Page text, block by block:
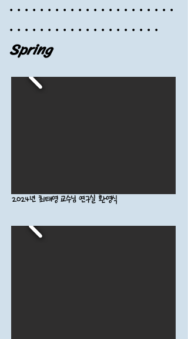
·​ · ​· ​· ​· · ​ · ​· ​· ​· · ​ · ​· ​· ​· · ​ · ​· ​· ​· · ​ ·
· ​· ​· · ​ · ​· ​· ​· · ​ · ​· ​· ​· · ​ · ​· ​· ​· · ​ ·
Spring
2024년 최태영 교수님 연구실 환영식